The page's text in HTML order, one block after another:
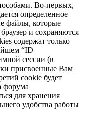
Во-первых,
определенное
файлы, которые
и сохраняются
содержат только
“ID
сессии (в
присвоенные Вам
cookie будет
форума
для хранения
удобства работы